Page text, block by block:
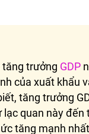
tăng trưởng GDP
của xuất khẩu
tăng trưởng
quan này
tăng mạnh